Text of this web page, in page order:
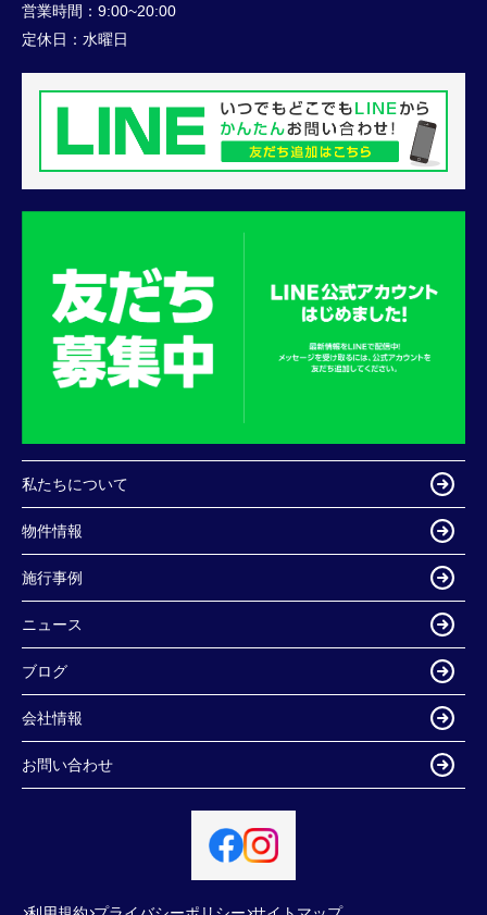
営業時間： 9:00~20:00
定休日： 水曜日
私たちについて
物件情報
施行事例
ニュース
ブログ
会社情報
お問い合わせ